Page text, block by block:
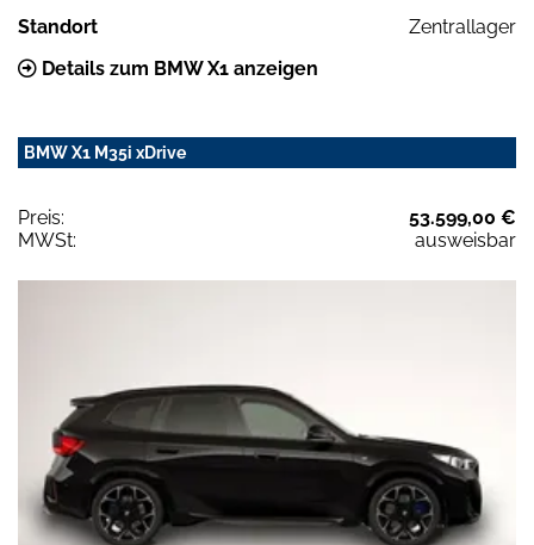
Standort
Zentrallager
Details zum BMW X1 anzeigen
BMW X1 M35i xDrive
Preis:
53.599,00 €
MWSt:
ausweisbar